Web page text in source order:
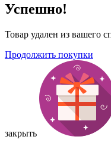
Успешно!
Товар удален из вашего
Продолжить покупки
закрыть